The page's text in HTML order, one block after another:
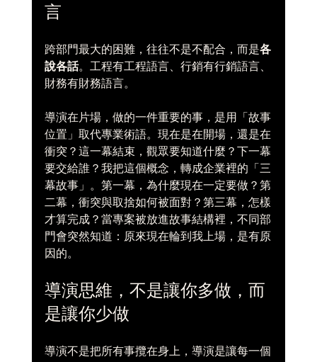
言
跨部門最大的困難，往往不是不配合，而是各
說各話。工程有工程語言、行銷有行銷語言、
財務有財務語言。
導演在片場，做的一件重要的事，是用「故事
位置」取代專業術語。現在是在開場，還是在
衝突？這一幕結束，觀眾要知道什麼？下一幕
要交給誰？我把這個概念，轉成企業裡的「三
幕故事」。第一幕，為什麼現在一定要做？第
二幕，衝突與取捨如何被面對？第三幕，怎樣
才算完成？當專案被放進故事結構裡，不同部
門會突然知道：原來現在輪到我上場，是有原
因的。
導演思維，不是讓你多做，而
是讓你少做
導演不是把所有事攬在身上，導演是讓每一個